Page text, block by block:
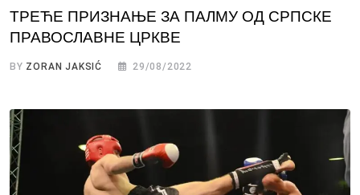
ТРЕЋЕ ПРИЗНАЊЕ ЗА ПАЛМУ ОД СРПСКЕ
ПРАВОСЛАВНЕ ЦРКВЕ
BY ZORAN JAKSIĆ 29/08/2022